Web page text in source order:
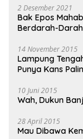
2 Desember 2021
Bak Epos
Berdarah-
14 November 2015
Lampung
Punya Kans
10 Juni 2015
Wah, Dukun
28 April 2015
Mau Dibawa